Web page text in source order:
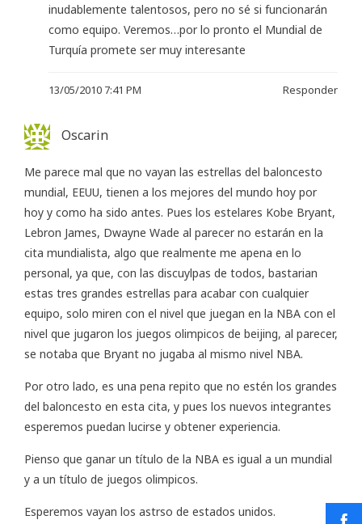
inudablemente talentosos, pero no sé si funcionarán
como equipo. Veremos…por lo pronto el Mundial de
Turquía promete ser muy interesante
13/05/2010 7:41 PM Responder
Oscarin
Me parece mal que no vayan las estrellas del baloncesto
mundial, EEUU, tienen a los mejores del mundo hoy por
hoy y como ha sido antes. Pues los estelares Kobe Bryant,
Lebron James, Dwayne Wade al parecer no estarán en la
cita mundialista, algo que realmente me apena en lo
personal, ya que, con las discuylpas de todos, bastarian
estas tres grandes estrellas para acabar con cualquier
equipo, solo miren con el nivel que juegan en la NBA con el
nivel que jugaron los juegos olimpicos de beijing, al parecer,
se notaba que Bryant no jugaba al mismo nivel NBA.
Por otro lado, es una pena repito que no estén los grandes
del baloncesto en esta cita, y pues los nuevos integrantes
esperemos puedan lucirse y obtener experiencia.
Pienso que ganar un título de la NBA es igual a un mundial
y a un título de juegos olimpicos.
Esperemos vayan los astrso de estados unidos.